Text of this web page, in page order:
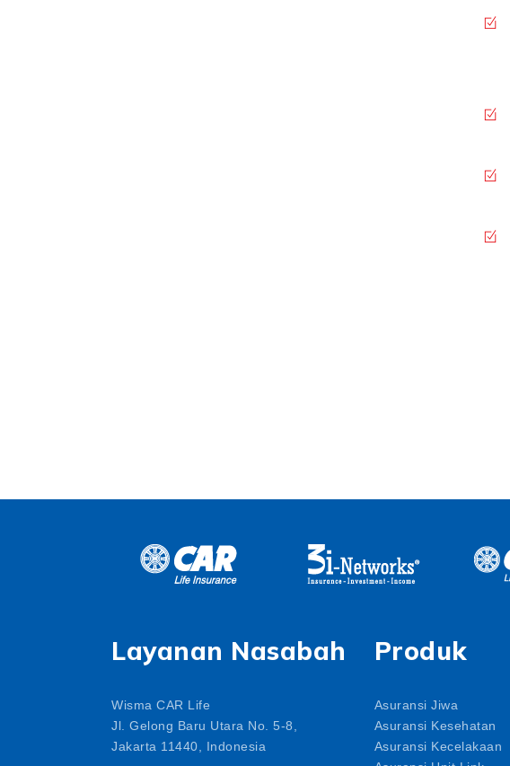
Layanan Nasabah
Wisma CAR Life
Jl. Gelong Baru Utara No. 5-8,
Jakarta 11440, Indonesia
Produk
Asuransi Jiwa
Asuransi Kesehatan
Asuransi Kecelakaan